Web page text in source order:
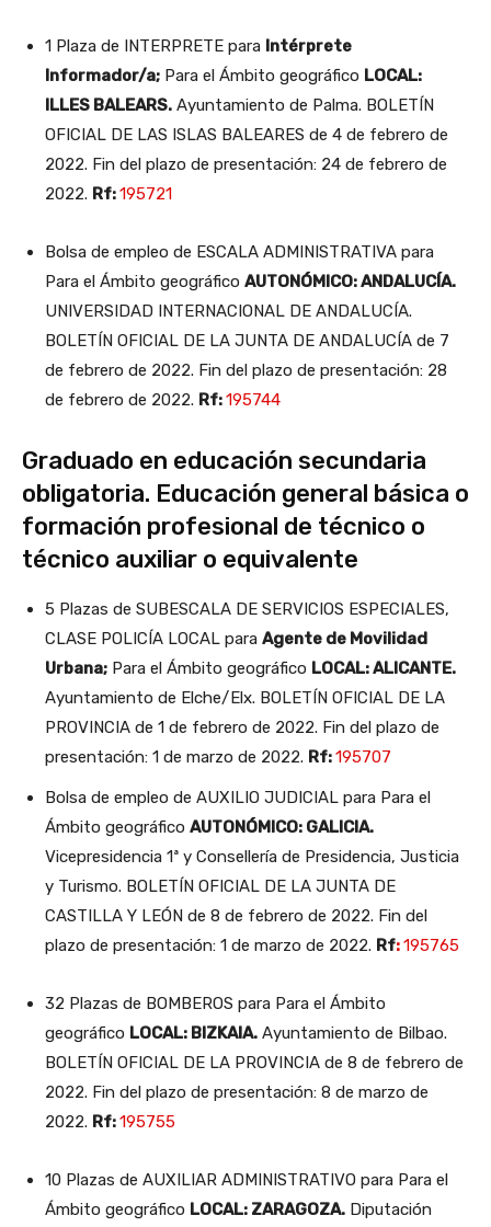
1 Plaza de INTERPRETE para Intérprete
Informador/a; Para el Ámbito geográfico LOCAL:
ILLES BALEARS. Ayuntamiento de Palma. BOLETÍN
OFICIAL DE LAS ISLAS BALEARES de 4 de febrero de
2022. Fin del plazo de presentación: 24 de febrero de
2022. Rf:195721
Bolsa de empleo de ESCALA ADMINISTRATIVA para
Para el Ámbito geográfico AUTONÓMICO: ANDALUCÍA.
UNIVERSIDAD INTERNACIONAL DE ANDALUCÍA.
BOLETÍN OFICIAL DE LA JUNTA DE ANDALUCÍA de 7
de febrero de 2022. Fin del plazo de presentación: 28
de febrero de 2022. Rf:195744
Graduado en educación secundaria
obligatoria. Educación general básica o
formación profesional de técnico o
técnico auxiliar o equivalente
5 Plazas de SUBESCALA DE SERVICIOS ESPECIALES,
CLASE POLICÍA LOCAL para Agente de Movilidad
Urbana; Para el Ámbito geográfico LOCAL: ALICANTE.
Ayuntamiento de Elche/Elx. BOLETÍN OFICIAL DE LA
PROVINCIA de 1 de febrero de 2022. Fin del plazo de
presentación: 1 de marzo de 2022. Rf:195707
Bolsa de empleo de AUXILIO JUDICIAL para Para el
Ámbito geográfico AUTONÓMICO: GALICIA.
Vicepresidencia 1ª y Consellería de Presidencia, Justicia
y Turismo. BOLETÍN OFICIAL DE LA JUNTA DE
CASTILLA Y LEÓN de 8 de febrero de 2022. Fin del
plazo de presentación: 1 de marzo de 2022. Rf:195765
32 Plazas de BOMBEROS para Para el Ámbito
geográfico LOCAL: BIZKAIA. Ayuntamiento de Bilbao.
BOLETÍN OFICIAL DE LA PROVINCIA de 8 de febrero de
2022. Fin del plazo de presentación: 8 de marzo de
2022. Rf:195755
10 Plazas de AUXILIAR ADMINISTRATIVO para Para el
Ámbito geográfico LOCAL: ZARAGOZA. Diputación